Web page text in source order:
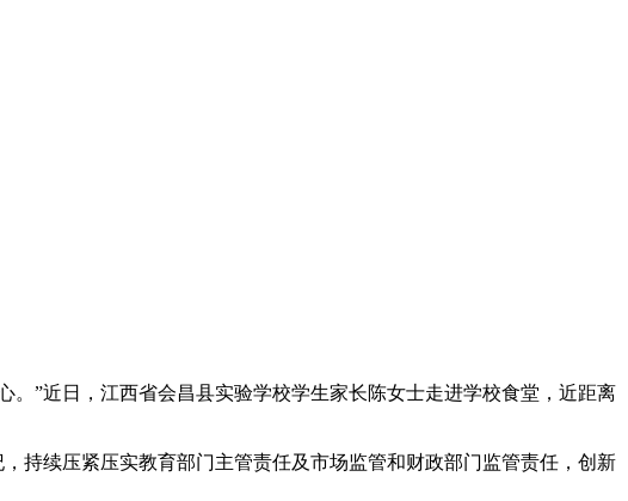
”近日，江西省会昌县实验学校学生家长陈女士走进学校食堂，近距离
续压紧压实教育部门主管责任及市场监管和财政部门监管责任，创新